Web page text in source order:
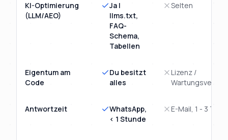
KI-Optimierung
(LLM/AEO)
Ja |
llms.txt,
FAQ-
Schema,
Tabellen
Selten
Eigentum am
Code
Du besitzt
alles
Lizenz /
Wartungsvertrag
Antwortzeit
WhatsApp,
< 1 Stunde
E-Mail, 1 - 3 Tage